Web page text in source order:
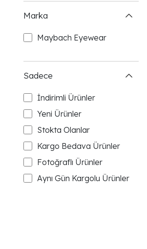
Marka
Maybach Eyewear
Sadece
İndirimli Ürünler
Yeni Ürünler
Stokta Olanlar
Kargo Bedava Ürünler
Fotoğraflı Ürünler
Aynı Gün Kargolu Ürünler